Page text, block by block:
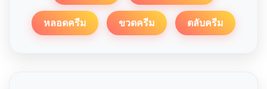
หลอดครีม ขวดครีม ตลับครีม